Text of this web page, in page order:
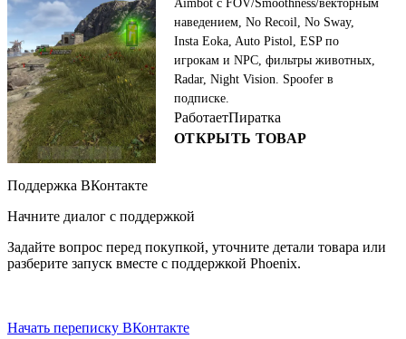
наведением, No Recoil, No Sway,
Insta Eoka, Auto Pistol, ESP по
игрокам и NPC, фильтры животных,
Radar, Night Vision. Spoofer в
подписке.
РаботаетПиратка
ОТКРЫТЬ ТОВАР
Поддержка ВКонтакте
Начните диалог с поддержкой
Задайте вопрос перед покупкой, уточните детали товара или
разберите запуск вместе с поддержкой Phoenix.
Начать переписку ВКонтакте